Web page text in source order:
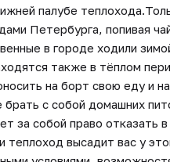
палубе
Петербурга, попивая
в городе ходили
также в тёплом
на борт свою еду и
с собой домашних
за собой право отказать
высадит вас у